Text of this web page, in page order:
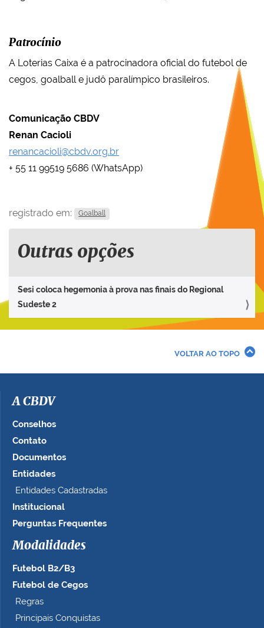
Patrocínio
A Loterias Caixa é a patrocinadora oficial do futebol de
cegos, goalball e judô paralímpico brasileiros.
Comunicação CBDV
Renan Cacioli
renancacioli@cbdv.org.br
+ 55 11 99519 5686 (WhatsApp)
registrado em: Goalball
Outras opções
Sesi coloca hegemonia à prova nas finais do Regional
Sudeste 2
VOLTAR AO TOPO
A CBDV
Conselhos
Contato
Documentos
Entidades
Entidades Cadastradas
Institucional
Perguntas Frequentes
Modalidades
Futebol B2/B3
Futebol de Cegos
Regras
Principais Conquistas